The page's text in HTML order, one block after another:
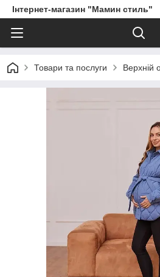
Інтернет-магазин "Мамин стиль"
Товари та послуги Верхній